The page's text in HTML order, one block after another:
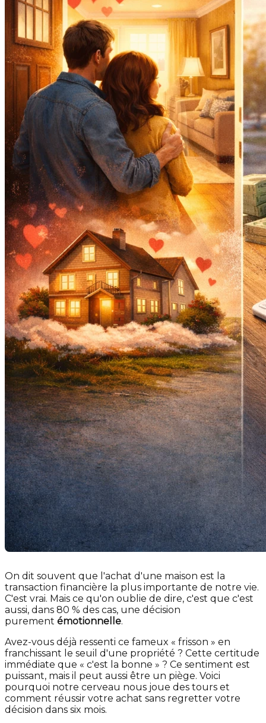
On dit souvent que l'achat d'une maison est la
transaction financière la plus importante de notre vie.
C'est vrai. Mais ce qu'on oublie de dire, c'est que c'est
aussi, dans 80 % des cas, une décision
purement émotionnelle.
Avez-vous déjà ressenti ce fameux « frisson » en
franchissant le seuil d'une propriété ? Cette certitude
immédiate que « c'est la bonne » ? Ce sentiment est
puissant, mais il peut aussi être un piège. Voici
pourquoi notre cerveau nous joue des tours et
comment réussir votre achat sans regretter votre
décision dans six mois.